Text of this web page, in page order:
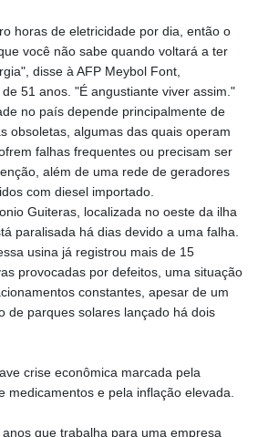
103223.017367
LKR 386.635196
LRD 208.057415
LSL 18.726567
LTL 3.413768
LVL 0.699335
LYD 7.331909
MAD 10.743067
MDL 20.044751
MGA 4918.938878
MKD 61.524236
MMK 2427.596601
MNT 4159.0218
MOP 9.314584
MRU 46.338424
MWK 1998.775164
MXN 19.811945
MZN 73.882892
horas de eletricidade por dia, então o
você não sabe quando voltará a ter
disse à AFP Meybol Font,
51 anos. "É angustiante viver assim."
no país depende principalmente de
obsoletas, algumas das quais operam
falhas frequentes ou precisam ser
além de uma rede de geradores
com diesel importado.
Guiteras, localizada no oeste da ilha
paralisada há dias devido a uma falha.
usina já registrou mais de 15
provocadas por defeitos, uma situação
constantes, apesar de um
de parques solares lançado há dois
crise econômica marcada pela
medicamentos e pela inflação elevada.
que trabalha para uma empresa